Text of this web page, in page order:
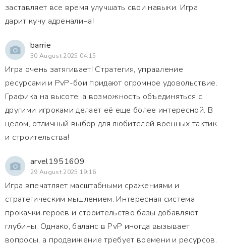
заставляет все время улучшать свои навыки. Игра
дарит кучу адреналина!
barrie
30 August 2025 04:15
Игра очень затягивает! Стратегия, управление
ресурсами и PvP-бои придают огромное удовольствие.
Графика на высоте, а возможность объединяться с
другими игроками делает её еще более интересной. В
целом, отличный выбор для любителей военных тактик
и строительства!
arvel1951609
29 August 2025 19:16
Игра впечатляет масштабными сражениями и
стратегическим мышлением. Интересная система
прокачки героев и строительство базы добавляют
глубины. Однако, баланс в PvP иногда вызывает
вопросы, а продвижение требует времени и ресурсов.